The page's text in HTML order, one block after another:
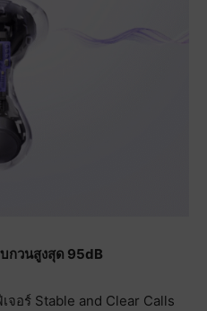
กวนสูงสุด 95dB
จอร์ Stable and Clear Calls